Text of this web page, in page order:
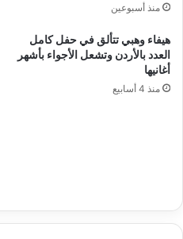
منذ أسبوعين
هيفاء وهبي تتألق في حفل كامل
العدد بالأردن وتشعل الأجواء بأشهر
أغانيها
منذ 4 أسابيع